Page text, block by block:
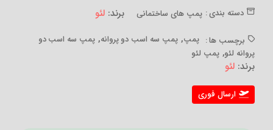
دسته بندی : پمپ های ساختمانی برند:لئو
برچسب ها : پمپ,پمپ سه اسب دو پروانه,پمپ سه اسب دو
پروانه لئو,پمپ لئو
برند: لئو
ارسال فوری